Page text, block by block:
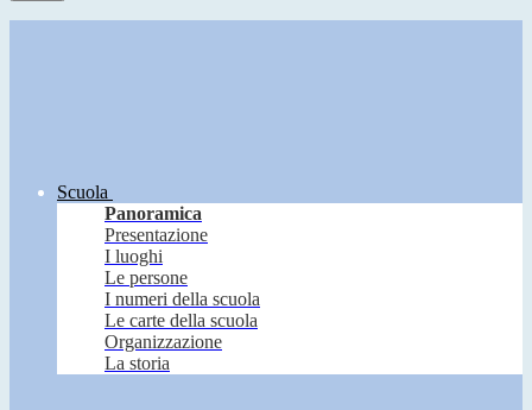
Scuola
Panoramica
Presentazione
I luoghi
Le persone
I numeri della scuola
Le carte della scuola
Organizzazione
La storia